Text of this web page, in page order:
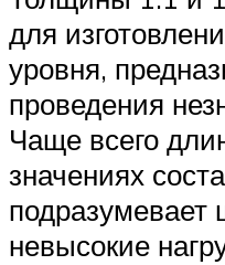
для
уровня,
проведения
Чаще всего
значениях
невысокие